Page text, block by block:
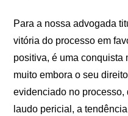
Para a nossa advogada
vitória do processo em
positiva, é uma conquista
muito embora o seu
evidenciado no
laudo pericial, a